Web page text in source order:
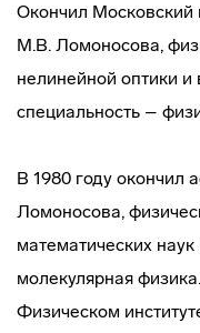
Окончил Московский
М.В. Ломоносова,
нелинейной оптики
специальность –
В 1980 году окончил
Ломоносова,
математических
молекулярная
Физическом